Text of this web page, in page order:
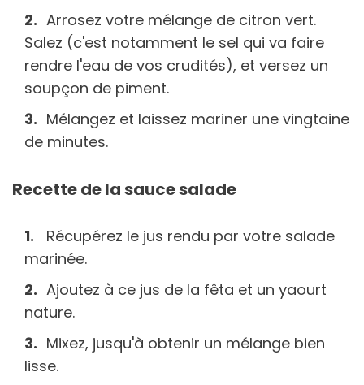
Arrosez votre mélange de citron vert.
Salez (c'est notamment le sel qui va faire
rendre l'eau de vos crudités), et versez un
soupçon de piment.
Mélangez et laissez mariner une vingtaine
de minutes.
Recette de la sauce salade
Récupérez le jus rendu par votre salade
marinée.
Ajoutez à ce jus de la fêta et un yaourt
nature.
Mixez, jusqu'à obtenir un mélange bien
lisse.